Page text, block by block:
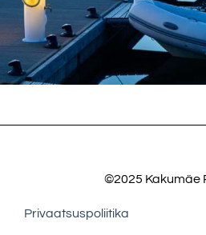
©2025 Kakumäe
Privaatsuspoliitika